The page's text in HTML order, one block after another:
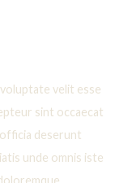
velit esse
sint occaecat
deserunt
unde omnis iste